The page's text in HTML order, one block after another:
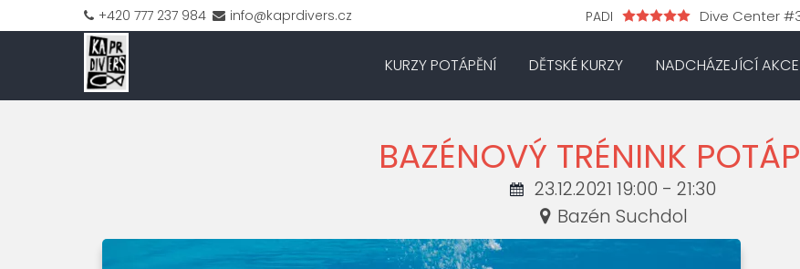
+420 777 237 984 info@kaprdivers.cz PADI Dive Center
KURZY POTÁPĚNÍ DĚTSKÉ KURZY NADCHÁZEJÍCÍ AKCE
BAZÉNOVÝ TRÉNINK
23.12.2021 19:00 - 21:30
Bazén Suchdol